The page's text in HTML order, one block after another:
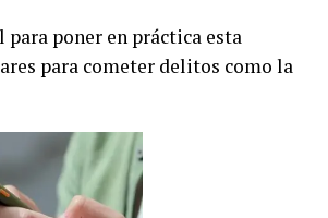
poner en práctica esta
para cometer delitos como la